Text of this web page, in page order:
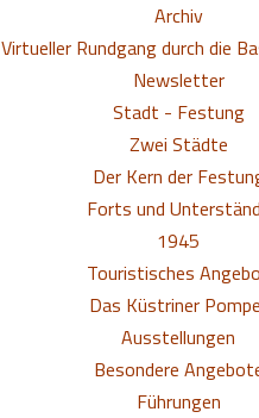
Archiv
Virtueller Rundgang durch die
Newsletter
Stadt - Festung
Zwei Städte
Der Kern der
Forts und
1945
Touristisches
Das Küstriner
Ausstellungen
Besondere
Führungen